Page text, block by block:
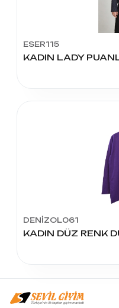
ESER115
KADIN LADY
DENİZOL061
KADIN DÜZ RENK